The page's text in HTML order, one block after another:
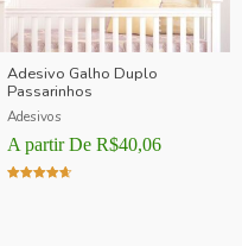
Adesivo Galho Duplo
Passarinhos
Adesivos
A partir De R$40,06